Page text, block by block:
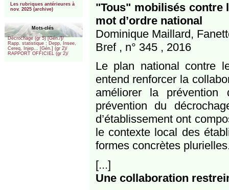
Les rubriques antérieures à
nov. 2025 (archive)
Mots-clés
Décrochage (gr 5) [Gén./]/
Rapp. statistique : Depp, Insee,
Cereq, Injep... [Gén.] (gr 2)/
RAPPORT OFFICIEL (gr 2)/
"Tous" mobilisés contre
mot d’ordre national
Dominique Maillard,
Bref , n° 345 , 2016
Le plan national contre
entend renforcer la
améliorer la prévention
prévention du
d’établissement ont
le contexte local des
formes concrètes
[...]
Une collaboration